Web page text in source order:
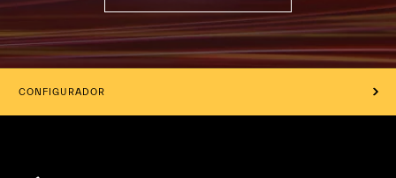
CONFIGURADOR